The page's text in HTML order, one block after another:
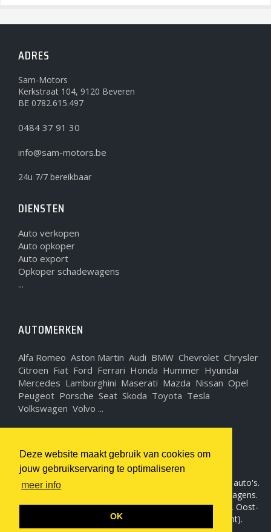
Deze website maakt gebruik van cookies om
jouw gebruikservaring te optimaliseren
meer info
OK
ADRES
Sam-Motors
Kerkstraat 104, 9120 Beveren
BE 0782.615.497
0484 37 91 30
info@sam-motors.be
24u 7/7 bereikbaar
DIENSTEN
Auto verkopen
Auto opkoper
Auto export
Opkoper schadewagens
...
AUTOMERKEN
Alfa Romeo Aston Martin Audi BMW Chevrolet Chrysler
Citroen Fiat Ford Ferrari Honda Hummer Hyundai
Mercedes Lamborghini Maserati Mazda Nissan Opel
Peugeot Porsche Seat Skoda Toyota Tesla
Volkswagen Volvo ...
WIJ KOPEN AUTO'S
Sam-motors, uw specialist in aankoop en verkoop van auto's.
Wij kopen als auto opkoper alle automerken en type wagens.
Wij zijn actief in de alle vlaamse provincies (Antwerpen, Oost-
Vlaanderen, West-Vlaanderen, Limburg, Vlaams-Brabant).